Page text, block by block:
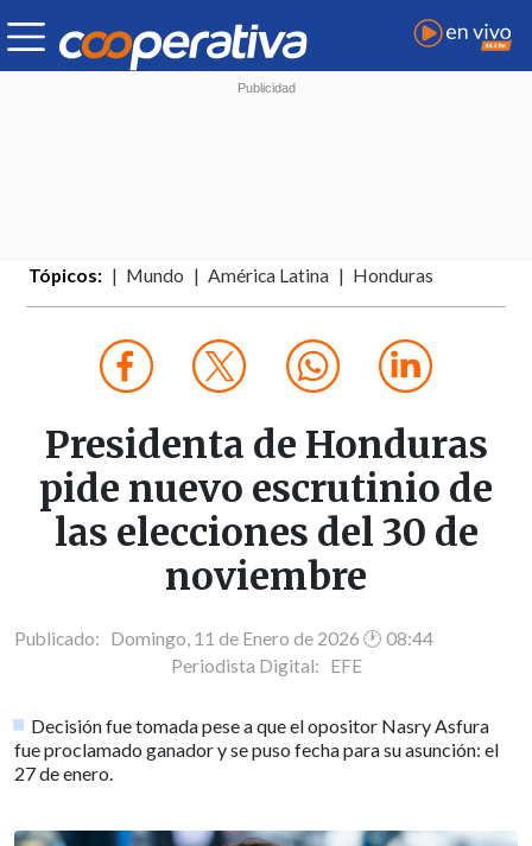
Tópicos: Mundo América Latina Honduras
Presidenta de Honduras
pide nuevo escrutinio de
las elecciones del 30 de
noviembre
Publicado: Domingo, 11 de Enero de 2026 🕐 08:44
Periodista Digital: EFE
Decisión fue tomada pese a que el opositor Nasry Asfura
fue proclamado ganador y se puso fecha para su asunción: el
27 de enero.